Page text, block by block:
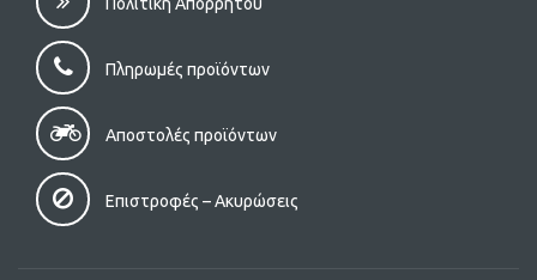
Πληρωμές προϊόντων
Αποστολές προϊόντων
Επιστροφές – Aκυρώσεις